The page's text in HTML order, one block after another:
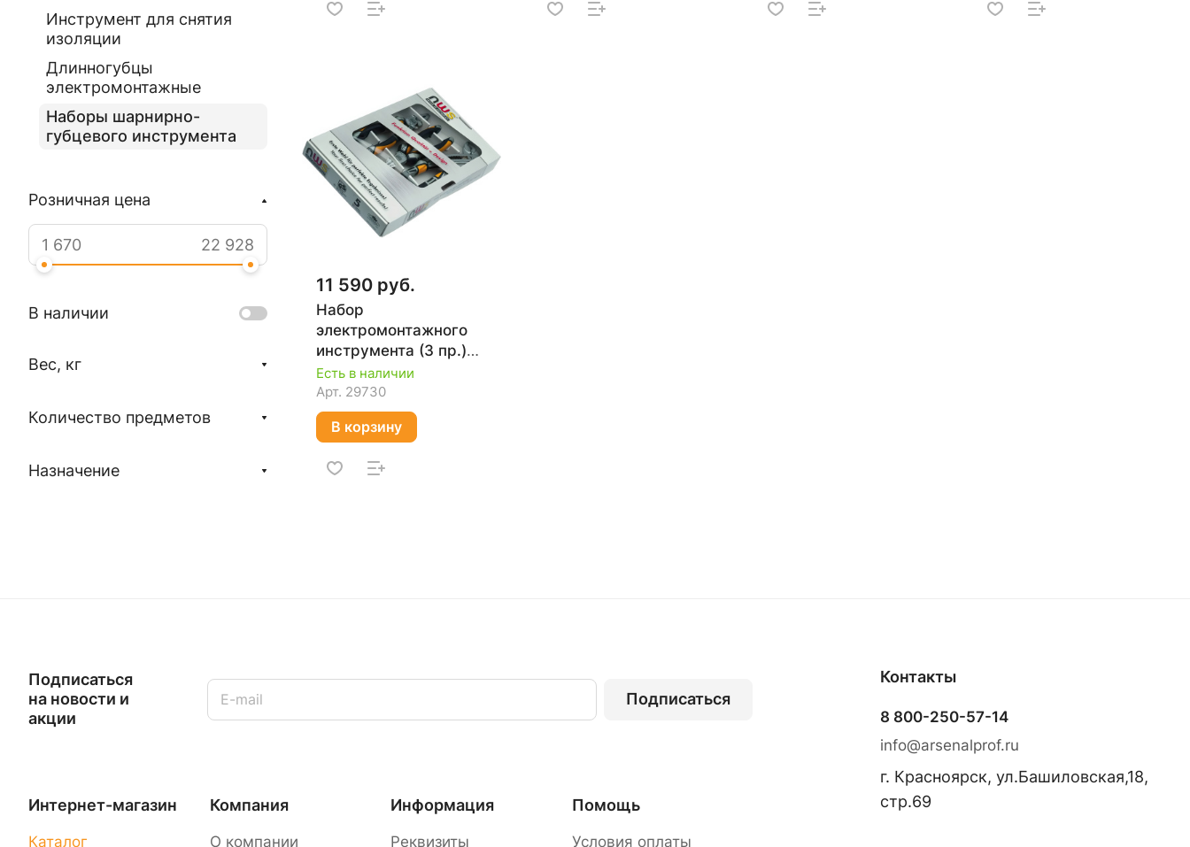
11 590 руб.
Набор
электромонтажного
инструмента (3 пр.)
NWS 788
Есть в наличии
Арт. 29730
В корзину
Инструмент для снятия
изоляции
Длинногубцы
электромонтажные
Наборы шарнирно-
губцевого инструмента
Розничная цена
В наличии
Вес, кг
Количество предметов
Назначение
Подписаться
на новости и
акции
Подписаться
Интернет-магазин
Каталог
Компания
О компании
Информация
Реквизиты
Помощь
Условия оплаты
Контакты
8 800-250-57-14
info@arsenalprof.ru
г. Красноярск, ул.Башиловская,18,
стр.69